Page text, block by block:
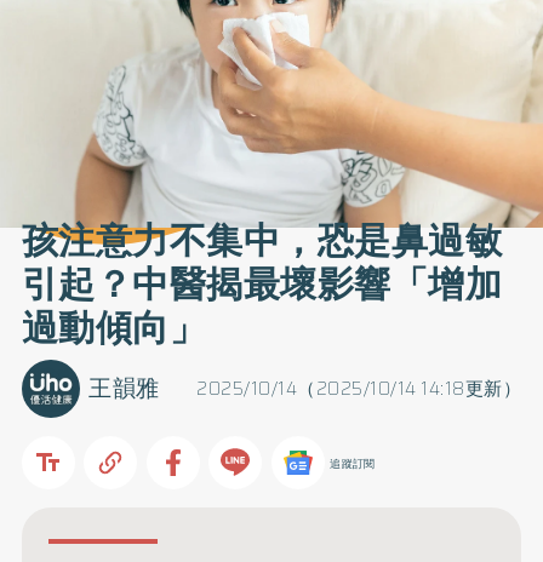
孩注意力不集中，恐是鼻過敏
引起？中醫揭最壞影響「增加
過動傾向」
2025/10/14（2025/10/14 14:18更新）
王韻雅
追蹤訂閱